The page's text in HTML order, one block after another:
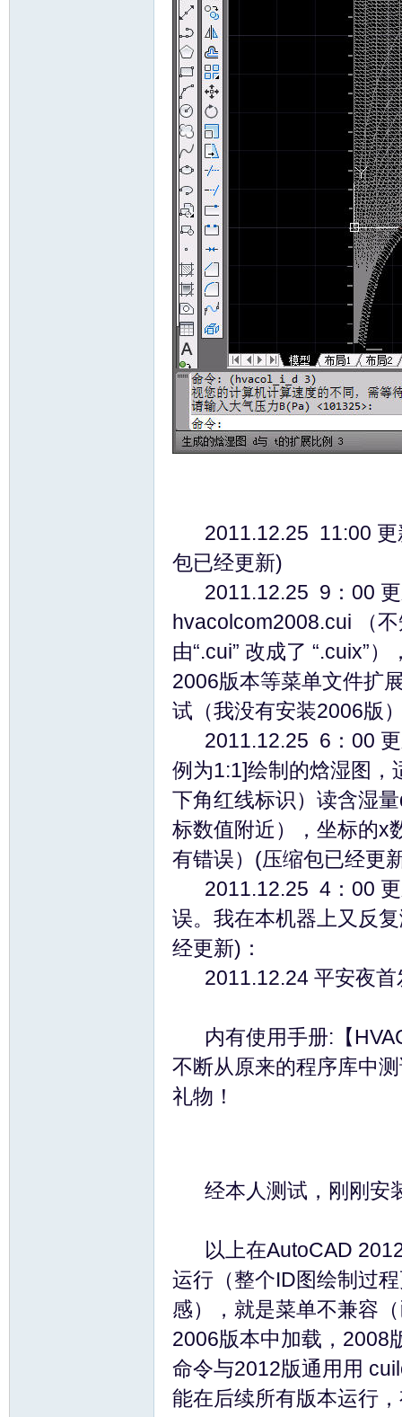
2011.12.25 11:00 更
包已经更新)
2011.12.25 9：00 更
hvacolcom2008.cui （
由“.cui” 改成了 “.cuix”
2006版本等菜单文件扩
试（我没有安装2006版
2011.12.25 6：00 更
例为1:1]绘制的焓湿图，
下角红线标识）读含湿
标数值附近），坐标的x
有错误）(压缩包已经更
2011.12.25 4：00 更
误。我在本机器上又反
经更新)：
2011.12.24 平安夜首
内有使用手册:【
不断从原来的程序库中
礼物！
经本人测试，刚刚安
以上在AutoCAD 2012
运行（整个ID图绘制过
感），就是菜单不兼容
2006版本中加载，2008
命令与2012版通用用
能在后续所有版本运行